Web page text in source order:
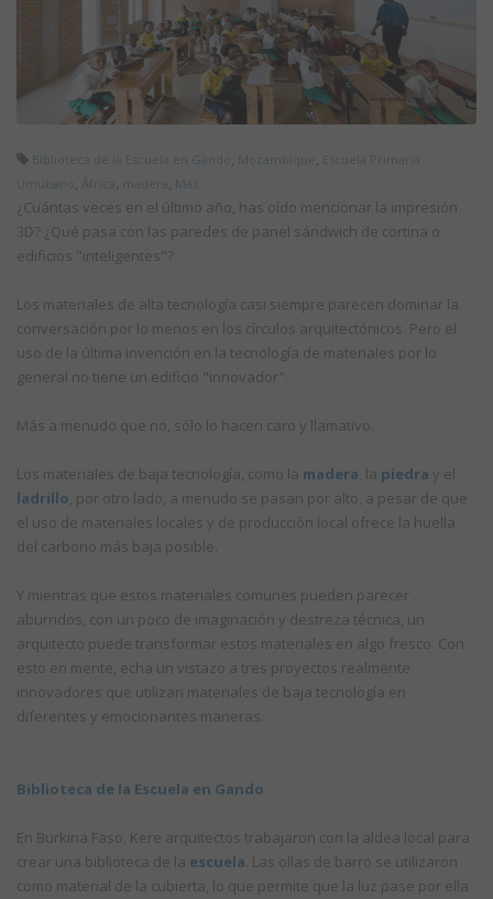
Biblioteca de la Escuela en Gando, Mozambique, Escuela Primaria
Umubano, África, madera, Más...
¿Cuántas veces en el último año, has oído mencionar la impresión
3D? ¿Qué pasa con las paredes de panel sándwich de cortina o
edificios "inteligentes"?
Los materiales de alta tecnología casi siempre parecen dominar la
conversación por lo menos en los círculos arquitectónicos. Pero el
uso de la última invención en la tecnología de materiales por lo
general no tiene un edificio "innovador".
Más a menudo que no, sólo lo hacen caro y llamativo.
Los materiales de baja tecnología, como la madera, la piedra y el
ladrillo, por otro lado, a menudo se pasan por alto, a pesar de que
el uso de materiales locales y de producción local ofrece la huella
del carbono más baja posible.
Y mientras que estos materiales comunes pueden parecer
aburridos, con un poco de imaginación y destreza técnica, un
arquitecto puede transformar estos materiales en algo fresco. Con
esto en mente, echa un vistazo a tres proyectos realmente
innovadores que utilizan materiales de baja tecnología en
diferentes y emocionantes maneras.
Biblioteca de la Escuela en Gando
En Burkina Faso, Kere arquitectos trabajaron con la aldea local para
crear una biblioteca de la escuela . Las ollas de barro se utilizaron
como material de la cubierta, lo que permite que la luz pase por ella